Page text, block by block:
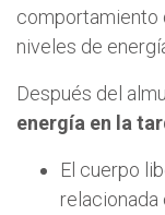
comportamiento
niveles de
Después del
energía en la
El cuerpo
relacionada